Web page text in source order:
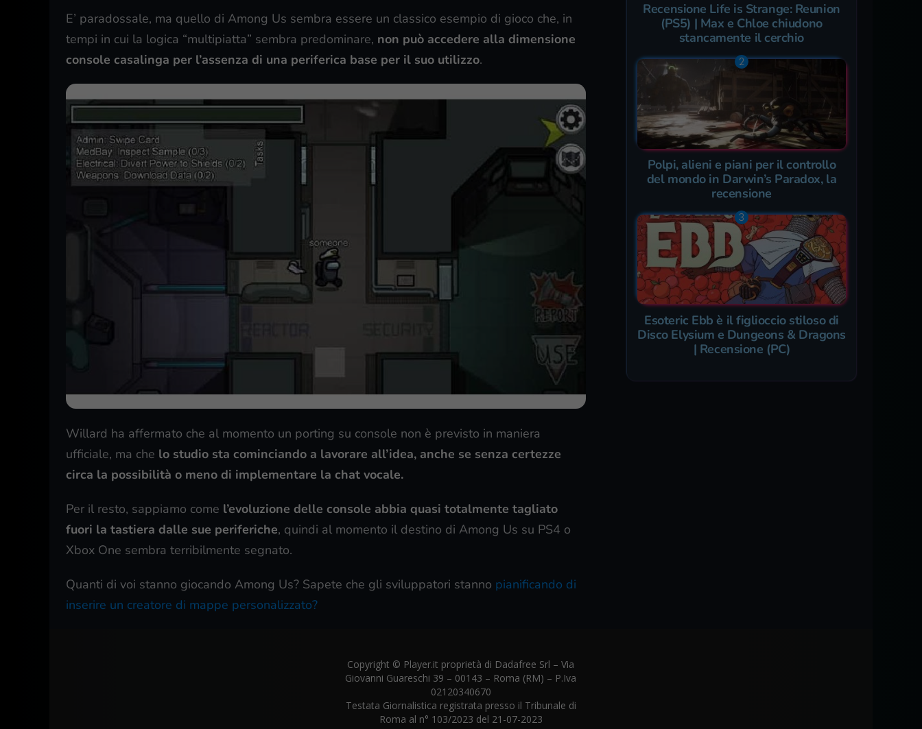
E’ paradossale, ma quello di Among Us sembra essere un classico esempio di gioco che, in
tempi in cui la logica “multipiatta” sembra predominare, non può accedere alla dimensione
console casalinga per l’assenza di una periferica base per il suo utilizzo.
Willard ha affermato che al momento un porting su console non è previsto in maniera
ufficiale, ma che lo studio sta cominciando a lavorare all’idea, anche se senza certezze
circa la possibilità o meno di implementare la chat vocale.
Per il resto, sappiamo come l’evoluzione delle console abbia quasi totalmente tagliato
fuori la tastiera dalle sue periferiche, quindi al momento il destino di Among Us su PS4 o
Xbox One sembra terribilmente segnato.
Quanti di voi stanno giocando Among Us? Sapete che gli sviluppatori stanno pianificando di
inserire un creatore di mappe personalizzato?
Recensione Life is Strange: Reunion
(PS5) | Max e Chloe chiudono
stancamente il cerchio
Polpi, alieni e piani per il controllo
del mondo in Darwin’s Paradox, la
recensione
Esoteric Ebb è il figlioccio stiloso di
Disco Elysium e Dungeons & Dragons
| Recensione (PC)
Copyright © Player.it proprietà di Dadafree Srl – Via
Giovanni Guareschi 39 – 00143 – Roma (RM) – P.Iva
02120340670
Testata Giornalistica registrata presso il Tribunale di
Roma al n° 103/2023 del 21-07-2023